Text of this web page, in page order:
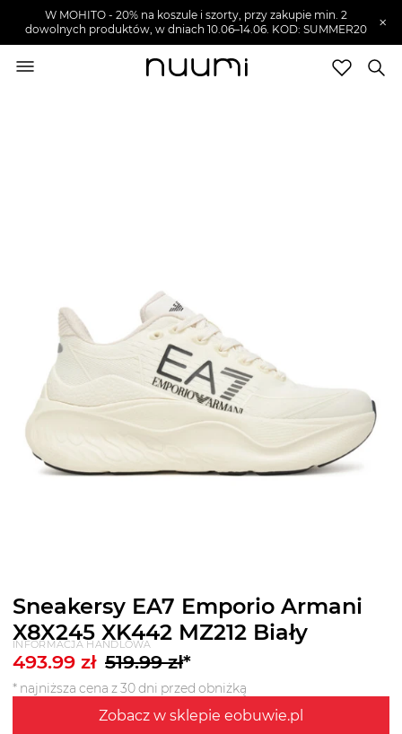
W MOHITO - 20% na koszule i szorty, przy zakupie min. 2
dowolnych produktów, w dniach 10.06–14.06. KOD: SUMMER20
×
Sneakersy EA7 Emporio Armani
X8X245 XK442 MZ212 Biały
INFORMACJA HANDLOWA
493.99 zł 519.99zł*
* najniższa cena z 30 dni przed obniżką
Zobacz w sklepie eobuwie.pl